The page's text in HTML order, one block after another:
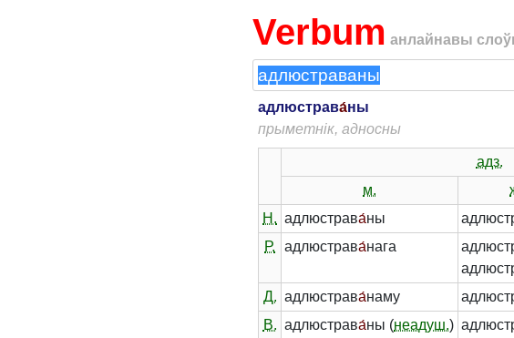
Verbum анлайнавы
адлюстрава́ны
прыметнік, адносны
адз.
м.
Н. адлюстрава́ны
Р.
адлюстрава́нага
Д. адлюстрава́наму
В. адлюстрава́ны (неадуш.)